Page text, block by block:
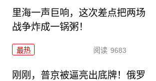
里海一声巨响，这次差点把两场
战争炸成一锅粥！
最热 阅读 9683
刚刚，普京被逼亮出底牌！俄罗